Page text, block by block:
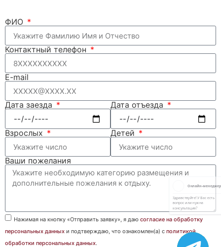
ФИО
Контактный телефон
E-mail
Дата заезда Дата отъезда
Взрослых Детей
Ваши пожелания
Нажимая на кнопку «Отправить заявку», я даю согласие на обработку
персональных данных и подтверждаю, что ознакомлен(а) с политикой
обработки персональных данных.